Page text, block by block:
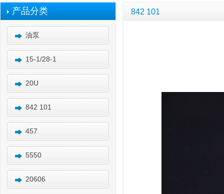
产品分类
油泵
15-1/28-1
20U
842 101
457
5550
20606
842 101